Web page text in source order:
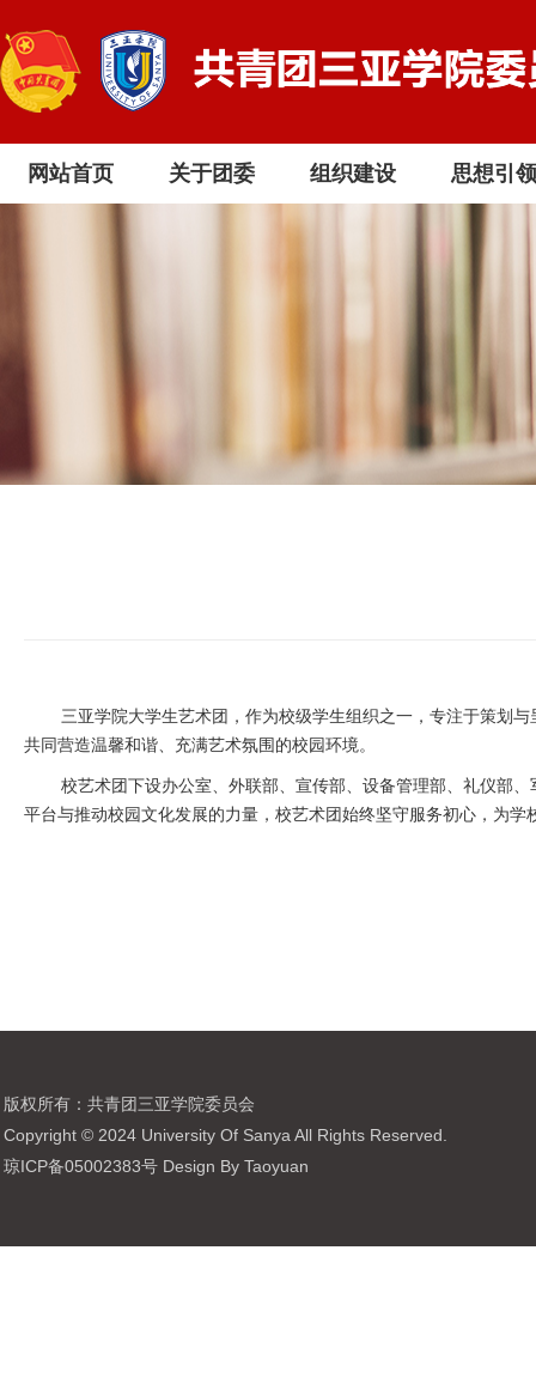
网站首页 关于团委 组织建设 思想引领
三亚学院大学生艺术团，作为校级学生组织之一，专注于策划
共同营造温馨和谐、充满艺术氛围的校园环境。
校艺术团下设办公室、外联部、宣传部、设备管理部、礼仪部
平台与推动校园文化发展的力量，校艺术团始终坚守服务初心，为学
版权所有：共青团三亚学院委员会
Copyright © 2024 University Of Sanya All Rights Reserved.
琼ICP备05002383号 Design By Taoyuan